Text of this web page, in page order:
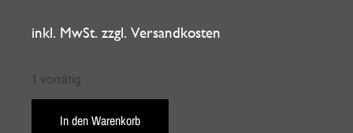
inkl. MwSt. zzgl. Versandkosten
1 vorrätig
In den Warenkorb